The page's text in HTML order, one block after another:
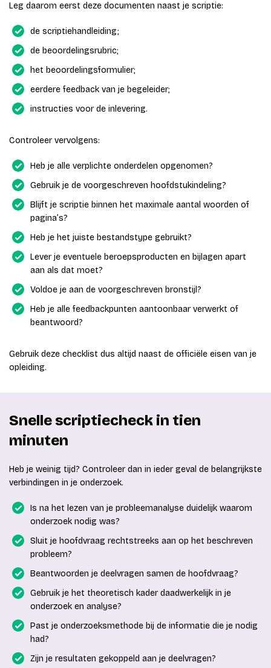
Leg daarom eerst deze documenten naast je scriptie:
de scriptiehandleiding;
de beoordelingsrubric;
het beoordelingsformulier;
eerdere feedback van je begeleider;
instructies voor de inlevering.
Controleer vervolgens:
Heb je alle verplichte onderdelen opgenomen?
Gebruik je de voorgeschreven hoofdstukindeling?
Blijft je scriptie binnen het maximale aantal woorden of
pagina’s?
Heb je het juiste bestandstype gebruikt?
Lever je eventuele beroepsproducten en bijlagen apart
aan als dat moet?
Voldoe je aan de voorgeschreven bronstijl?
Heb je alle feedbackpunten aantoonbaar verwerkt of
beantwoord?
Gebruik deze checklist dus altijd naast de officiële eisen van je
opleiding.
Snelle scriptiecheck in tien
minuten
Heb je weinig tijd? Controleer dan in ieder geval de belangrijkste
verbindingen in je onderzoek.
Is na het lezen van je probleemanalyse duidelijk waarom
onderzoek nodig was?
Sluit je hoofdvraag rechtstreeks aan op het beschreven
probleem?
Beantwoorden je deelvragen samen de hoofdvraag?
Gebruik je het theoretisch kader daadwerkelijk in je
onderzoek en analyse?
Past je onderzoeksmethode bij de informatie die je nodig
had?
Zijn je resultaten gekoppeld aan je deelvragen?